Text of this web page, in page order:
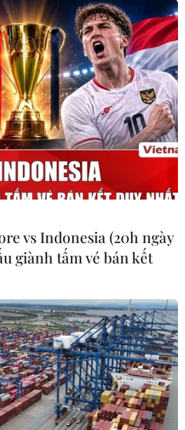
vs Indonesia (20h ngày
giành tấm vé bán kết